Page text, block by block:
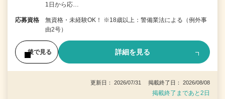
1日から応…
応募資格
無資格・未経験OK！ ※18歳以上：警備業法による（例外事
由2号）
後で見る 詳細を見る
更新日： 2026/07/31 掲載終了日： 2026/08/08
掲載終了まであと2日